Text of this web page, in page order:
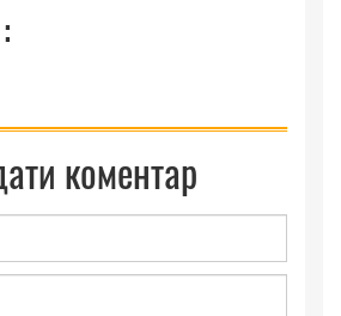
коментар